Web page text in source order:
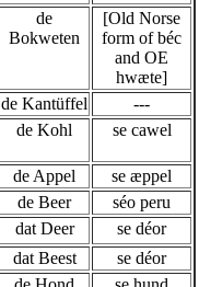
de
Bokweten
[Old Norse
form of béc
and OE
hwæte]
de Kantüffel
---
de Kohl se cawel
de Appel
se æppel
de Beer séo peru
dat Deer
se déor
dat Beest
se déor